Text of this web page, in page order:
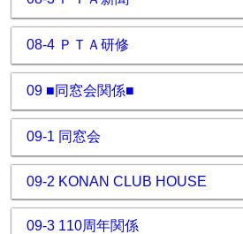
08-4 ＰＴＡ研修
09 ■同窓会関係■
09-1 同窓会
09-2 KONAN CLUB HOUSE
09-3 110周年関係